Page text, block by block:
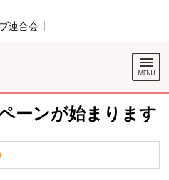
連合会
です。
プする
。
ーンが始まります